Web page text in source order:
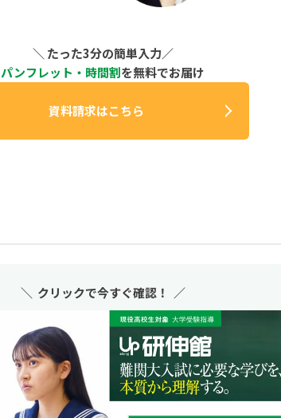
＼ たった3分の簡単入力／
パンフレット・時間割を無料でお届け
資料請求はこちら
＼ クリックで今すぐ確認！ ／